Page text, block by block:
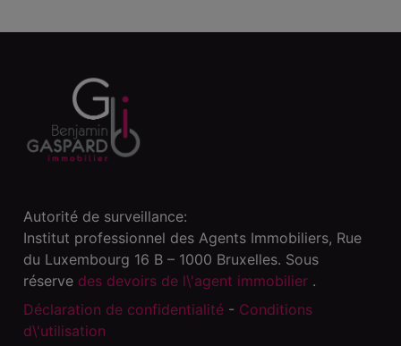
Autorité de surveillance:
Institut professionnel des Agents Immobiliers, Rue
du Luxembourg 16 B – 1000 Bruxelles. Sous
réserve des devoirs de l\'agent immobilier .
Déclaration de confidentialité - Conditions
d\'utilisation